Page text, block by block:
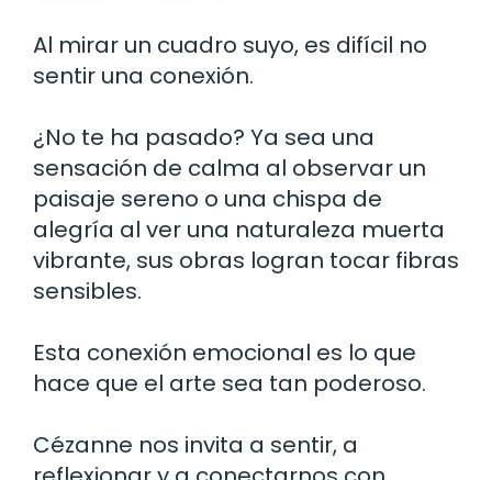
Al mirar un cuadro suyo, es difícil no
sentir una conexión.
¿No te ha pasado? Ya sea una
sensación de calma al observar un
paisaje sereno o una chispa de
alegría al ver una naturaleza muerta
vibrante, sus obras logran tocar fibras
sensibles.
Esta conexión emocional es lo que
hace que el arte sea tan poderoso.
Cézanne nos invita a sentir, a